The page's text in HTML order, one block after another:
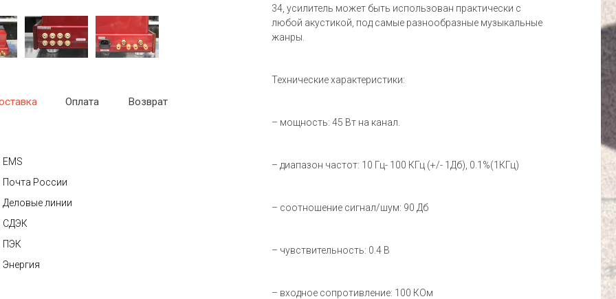
Оплата Возврат
EMS
Почта России
Деловые линии
СДЭК
ПЭК
Энергия
34, усилитель может быть использован практически с
любой акустикой, под самые разнообразные музыкальные
жанры.
Технические характеристики:
– мощность: 45 Вт на канал.
– диапазон частот: 10 Гц- 100 КГц (+/- 1Дб), 0.1%(1КГц)
– соотношение сигнал/шум: 90 Дб
– чувствительность: 0.4 В
– входное сопротивление: 100 КОм